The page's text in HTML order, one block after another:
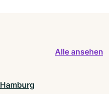
Alle ansehen
Hamburg